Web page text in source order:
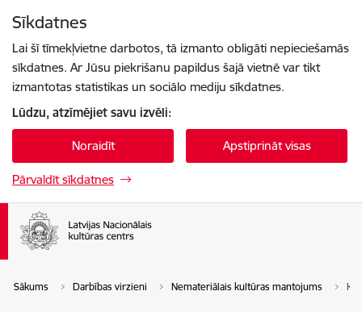
Sīkdatnes
Lai šī tīmekļvietne darbotos, tā izmanto obligāti nepieciešamās
sīkdatnes. Ar Jūsu piekrišanu papildus šajā vietnē var tikt
izmantotas statistikas un sociālo mediju sīkdatnes.
Lūdzu, atzīmējiet savu izvēli:
Noraidīt Apstiprināt visas
Pārvaldīt sīkdatnes
Sākums Darbības virzieni Nemateriālais kultūras mantojums